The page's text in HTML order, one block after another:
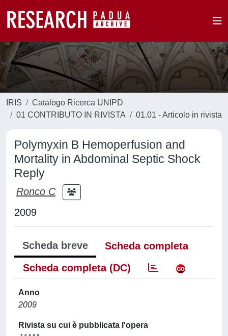
IRIS
Catalogo Ricerca UNIPD
01 CONTRIBUTO IN RIVISTA
01.01 - Articolo in rivista
Polymyxin B Hemoperfusion and
Mortality in Abdominal Septic Shock
Reply
Ronco C
2009
Scheda breve
Scheda completa
Scheda completa (DC)
Anno
2009
Rivista su cui è pubblicata l'opera